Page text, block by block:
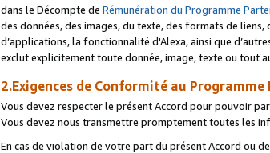
dans le Décompte de Rémunération du Programme
des données, des images, du texte, des formats de
d’applications, la fonctionnalité d'Alexa, ainsi que
exclut explicitement toute donnée, image, texte ou tout
2.Exigences de Conformité au
Vous devez respecter le présent Accord pour pouvoir
Vous devez nous transmettre promptement toutes les
En cas de violation de votre part du présent Accord ou